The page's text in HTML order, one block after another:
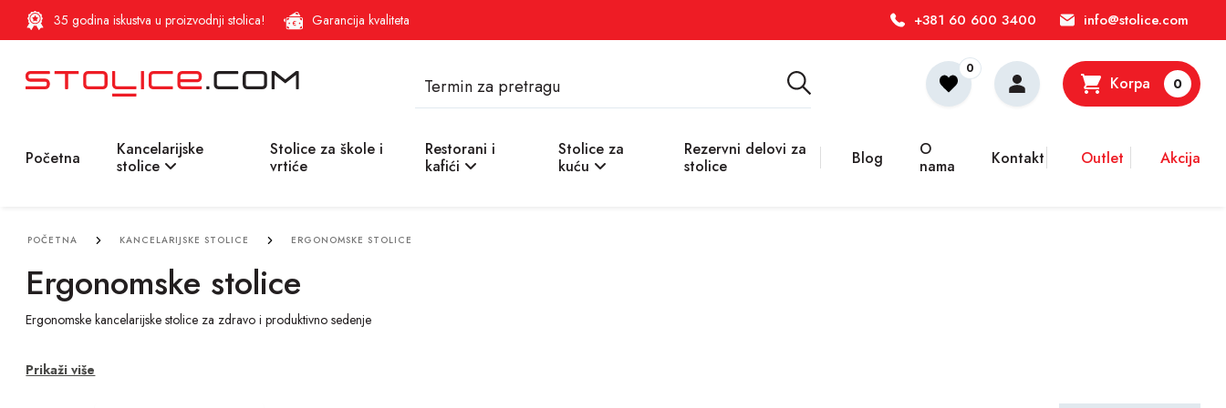
35 godina iskustva u proizvodnji stolica! Garancija kvaliteta +381 60 600 3400 info@stolice.com
0
Korpa 0
Početna
Kancelarijske
stolice
Stolice za škole i
vrtiće
Restorani i
kafići
Stolice za
kuću
Rezervni delovi za
stolice
Blog
O
nama
Kontakt Outlet Akcija
POČETNA KANCELARIJSKE STOLICE ERGONOMSKE STOLICE
Ergonomske stolice
Ergonomske kancelarijske stolice za zdravo i produktivno sedenje
Prikaži više